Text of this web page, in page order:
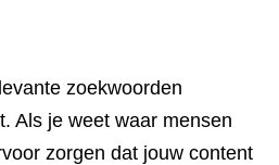
zoekwoorden
Als je weet waar mensen
zorgen dat jouw content